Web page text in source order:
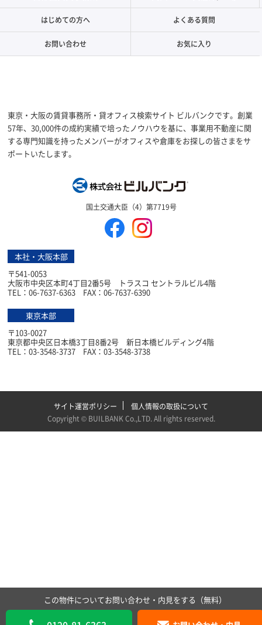
はじめての方へ よくある質問
お問い合わせ お気に入り
東京・大阪の賃貸事務所・貸オフィス検索サイト ビルバンクです。創業
57年、30,000件の成約実績で培ったノウハウを基に、事業用不動産に関
する専門知識を持ったメンバーがオフィスや倉庫をお探しの皆さまをサ
ポートいたします。
国土交通大臣（4）第7719号
本社・大阪本部
〒541-0053
大阪市中央区本町4丁目2番5号 トラスコ セントラルビル4階
TEL：06-7637-6363 FAX：06-7637-6390
東京本部
〒103-0027
東京都中央区日本橋3丁目8番2号 新日本橋ビルディング4階
TEL：03-3548-3737 FAX：03-3548-3738
サイト運営ポリシー
個人情報の取扱について
Copyright © BUILBANK Co.,LTD. All rights reserved.
この物件についてお問い合わせ・内見をする（無料）